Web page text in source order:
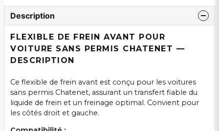
Description
FLEXIBLE DE FREIN AVANT POUR
VOITURE SANS PERMIS CHATENET —
DESCRIPTION
Ce flexible de frein avant est conçu pour les voitures
sans permis Chatenet, assurant un transfert fiable du
liquide de frein et un freinage optimal. Convient pour
les côtés droit et gauche.